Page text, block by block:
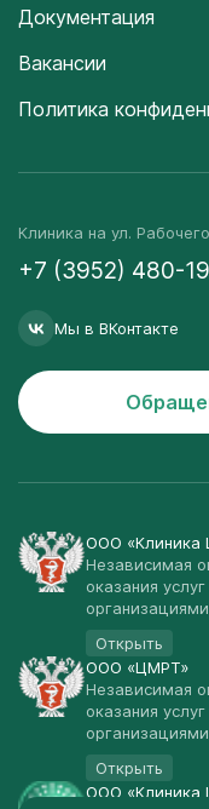
Документация
Вакансии
Политика
Клиника на ул.
+7 (3952) 480-
Мы в ВКонтакте
ООО
Независимая
оказания
организациями
Открыть
ООО «ЦМРТ»
Независимая
оказания
организациями
Открыть
ООО